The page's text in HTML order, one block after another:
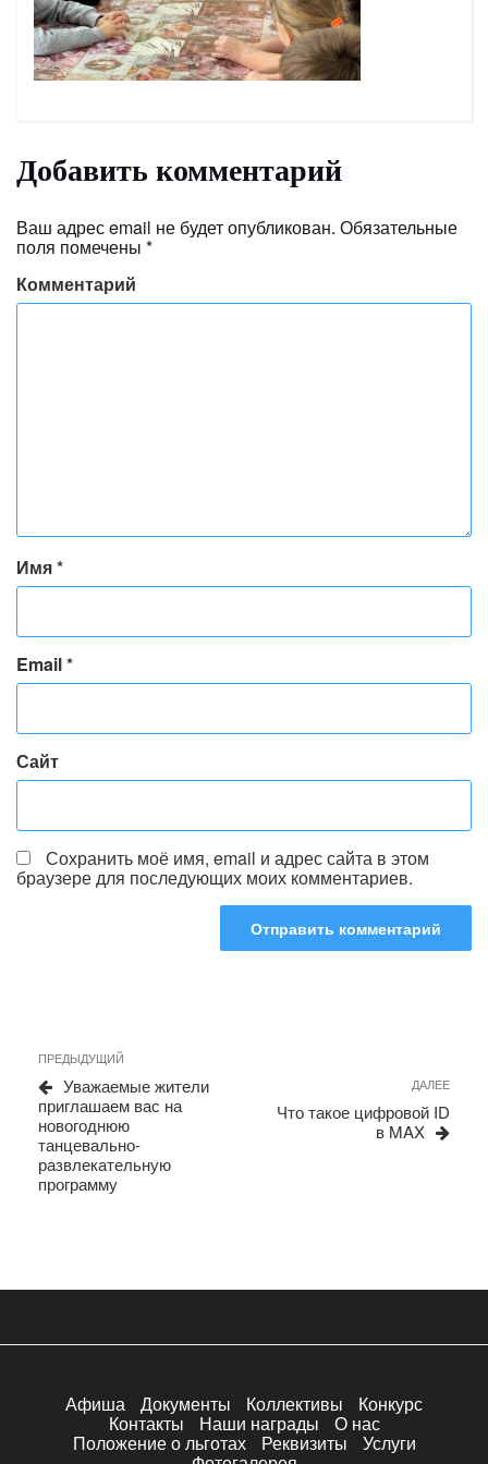
Добавить комментарий
Ваш адрес email не будет опубликован. Обязательные
поля помечены *
Комментарий
Имя*
Email*
Сайт
Сохранить моё имя, email и адрес сайта в этом
браузере для последующих моих комментариев.
Навигация
по
записям
Предыдущая
запись
ПРЕДЫДУЩИЙ
Уважаемые жители
приглашаем вас на
новогоднюю
танцевально-
развлекательную
программу
ДАЛЕЕ
Что такое цифровой ID
в MAX
Афиша Документы Коллективы Конкурс
Контакты Наши награды О нас
Положение о льготах Реквизиты Услуги